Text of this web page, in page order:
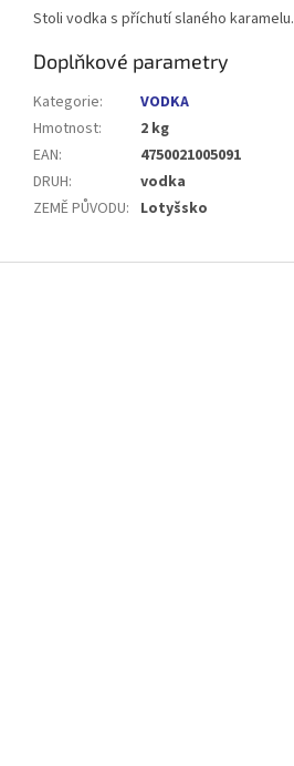
Stoli vodka s příchutí slaného karamelu.
Doplňkové parametry
Kategorie:
VODKA
Hmotnost:
2 kg
EAN:
4750021005091
DRUH:
vodka
ZEMĚ PŮVODU: Lotyšsko